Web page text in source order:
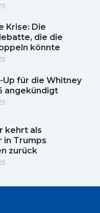
Krise: Die
die die
könnte
Up für die Whitney
angekündigt
kehrt als
in Trumps
zurück